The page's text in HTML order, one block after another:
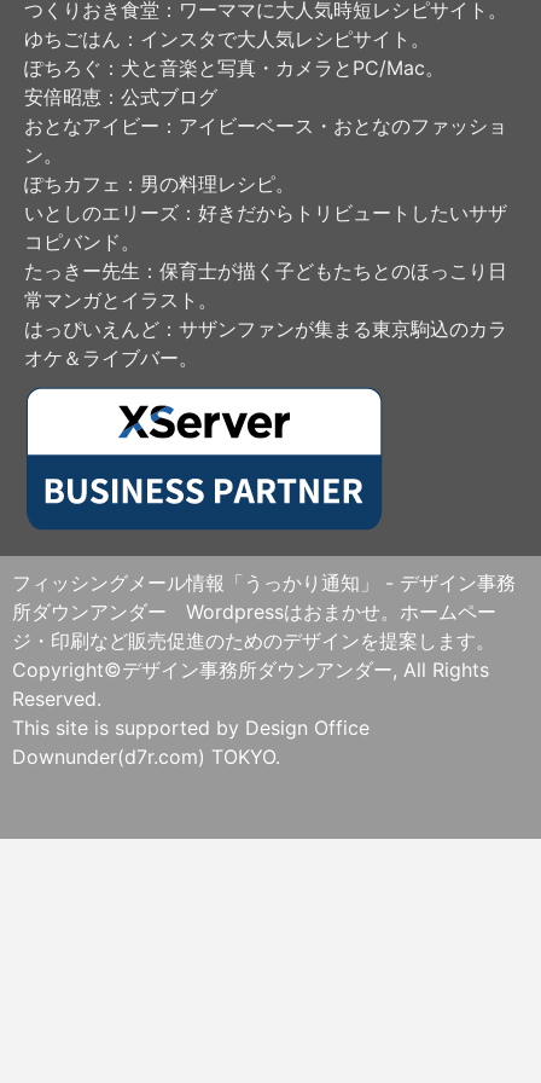
つくりおき食堂 ：ワーママに大人気時短レシピサイト。
ゆちごはん ：インスタで大人気レシピサイト。
ぽちろぐ ：犬と音楽と写真・カメラとPC/Mac。
安倍昭恵 ：公式ブログ
おとなアイビー ：アイビーベース・おとなのファッショ
ン。
ぽちカフェ ：男の料理レシピ。
いとしのエリーズ ：好きだからトリビュートしたいサザ
コピバンド。
たっきー先生 ：保育士が描く子どもたちとのほっこり日
常マンガとイラスト。
はっぴいえんど ：サザンファンが集まる東京駒込のカラ
オケ＆ライブバー。
フィッシングメール情報「うっかり通知」 - デザイン事務
所ダウンアンダー Wordpressはおまかせ。ホームペー
ジ・印刷など販売促進のためのデザインを提案します。
Copyright©デザイン事務所ダウンアンダー, All Rights
Reserved.
This site is supported by Design Office
Downunder(d7r.com) TOKYO.